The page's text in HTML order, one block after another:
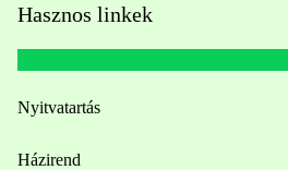
Hasznos linkek
Nyitvatartás
Házirend